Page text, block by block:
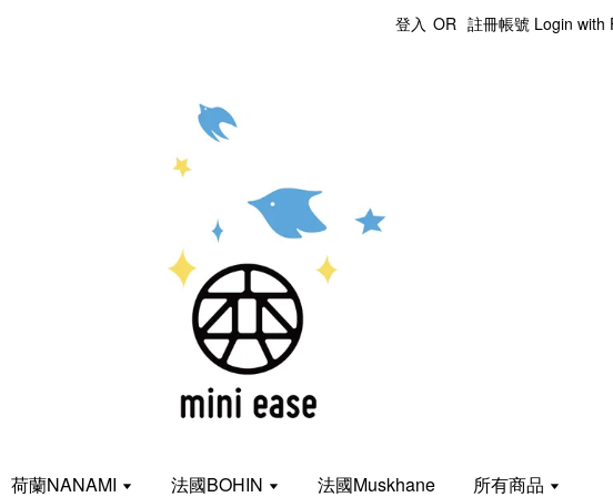
登入 OR 註冊帳號 Login with
荷蘭NANAMI 法國BOHIN 法國Muskhane 所有商品